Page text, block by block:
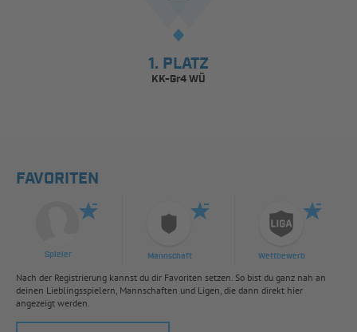
1. PLATZ
KK-Gr4 WÜ
FAVORITEN
Spieler Mannschaft Wettbewerb
Nach der Registrierung kannst du dir Favoriten setzen. So bist du ganz nah an
deinen Lieblingsspielern, Mannschaften und Ligen, die dann direkt hier
angezeigt werden.